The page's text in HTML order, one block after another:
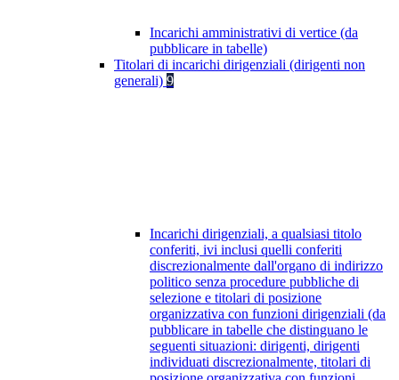
Incarichi amministrativi di vertice (da
pubblicare in tabelle)
Titolari di incarichi dirigenziali (dirigenti non
generali) 9
Incarichi dirigenziali, a qualsiasi titolo
conferiti, ivi inclusi quelli conferiti
discrezionalmente dall'organo di indirizzo
politico senza procedure pubbliche di
selezione e titolari di posizione
organizzativa con funzioni dirigenziali (da
pubblicare in tabelle che distinguano le
seguenti situazioni: dirigenti, dirigenti
individuati discrezionalmente, titolari di